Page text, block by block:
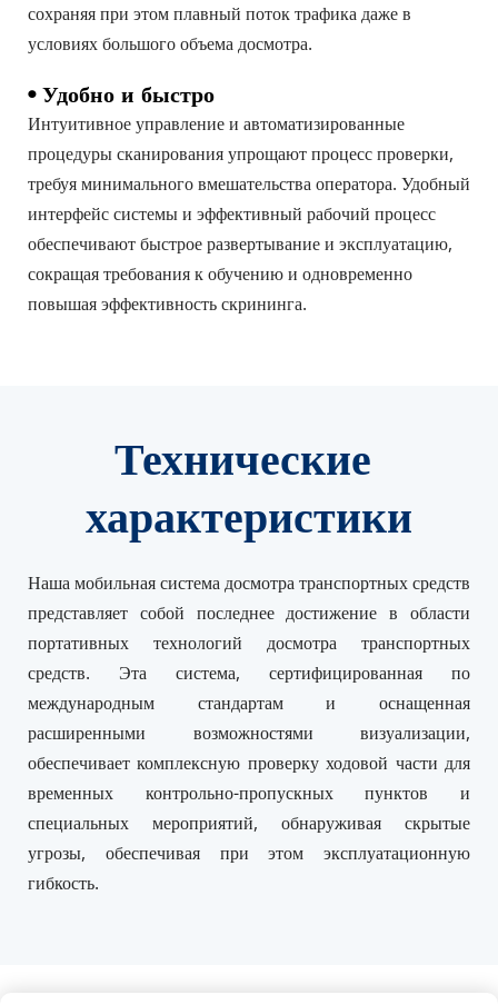
сохраняя при этом плавный поток трафика даже в
условиях большого объема досмотра.
• Удобно и быстро
Интуитивное управление и автоматизированные
процедуры сканирования упрощают процесс проверки,
требуя минимального вмешательства оператора. Удобный
интерфейс системы и эффективный рабочий процесс
обеспечивают быстрое развертывание и эксплуатацию,
сокращая требования к обучению и одновременно
повышая эффективность скрининга.
Технические
характеристики
Наша мобильная система досмотра транспортных средств
представляет собой последнее достижение в области
портативных технологий досмотра транспортных
средств. Эта система, сертифицированная по
международным стандартам и оснащенная
расширенными возможностями визуализации,
обеспечивает комплексную проверку ходовой части для
временных контрольно-пропускных пунктов и
специальных мероприятий, обнаруживая скрытые
угрозы, обеспечивая при этом эксплуатационную
гибкость.